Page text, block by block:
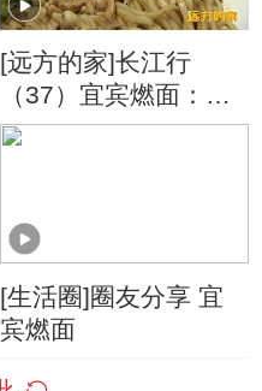
[远方的家]长江行
（37）宜宾燃面：长
江边的宜宾味道
[生活圈]圈友分享 宜
宾燃面